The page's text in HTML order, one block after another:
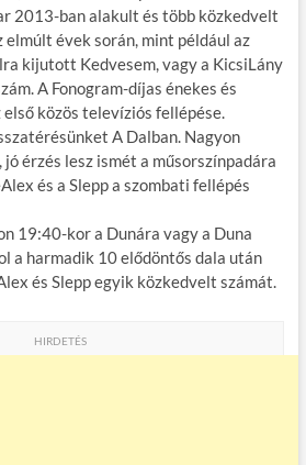
2013-ban alakult és több közkedvelt
évek során, mint például az
kijutott Kedvesem, vagy a KicsiLány
A Fonogram-díjas énekes és
közös televíziós fellépése.
A Dalban. Nagyon
érzés lesz ismét a műsorszínpadára
és a Slepp a szombati fellépés
19:40-kor a Dunára vagy a Duna
a harmadik 10 elődöntős dala után
és Slepp egyik közkedvelt számát.
HIRDETÉS